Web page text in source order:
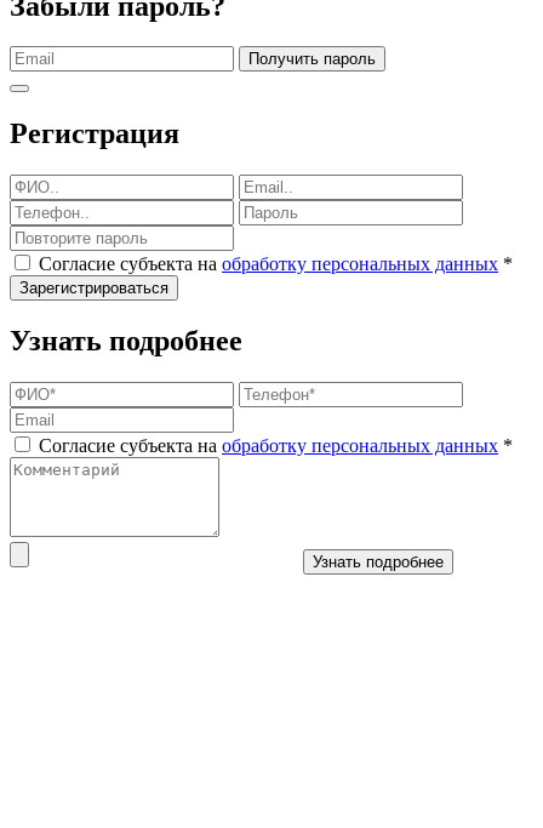
Получить пароль
Регистрация
Согласие субъекта на обработку персональных данных *
Зарегистрироваться
Узнать подробнее
Согласие субъекта на обработку персональных данных *
Узнать подробнее